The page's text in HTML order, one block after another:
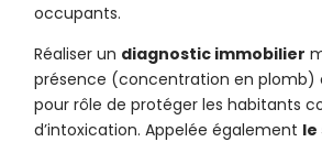
occupants.
Réaliser un diagnostic immobilier
présence (concentration en plomb)
pour rôle de protéger les habitants
d’intoxication. Appelée également